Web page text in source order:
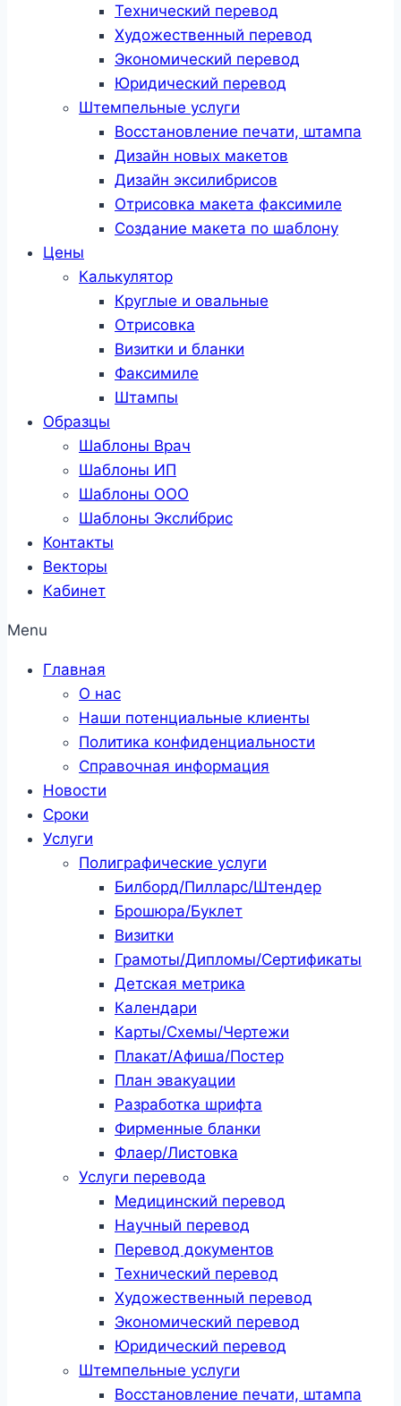
Технический перевод
Художественный перевод
Экономический перевод
Юридический перевод
Штемпельные услуги
Восстановление печати, штампа
Дизайн новых макетов
Дизайн эксилибрисов
Отрисовка макета факсимиле
Создание макета по шаблону
Цены
Калькулятор
Круглые и овальные
Отрисовка
Визитки и бланки
Факсимиле
Штампы
Образцы
Шаблоны Врач
Шаблоны ИП
Шаблоны ООО
Шаблоны Эксли́брис
Контакты
Векторы
Кабинет
Menu
Главная
О нас
Наши потенциальные клиенты
Политика конфиденциальности
Справочная информация
Новости
Сроки
Услуги
Полиграфические услуги
Билборд/Пилларс/Штендер
Брошюра/Буклет
Визитки
Грамоты/Дипломы/Сертификаты
Детская метрика
Календари
Карты/Схемы/Чертежи
Плакат/Афиша/Постер
План эвакуации
Разработка шрифта
Фирменные бланки
Флаер/Листовка
Услуги перевода
Медицинский перевод
Научный перевод
Перевод документов
Технический перевод
Художественный перевод
Экономический перевод
Юридический перевод
Штемпельные услуги
Восстановление печати, штампа